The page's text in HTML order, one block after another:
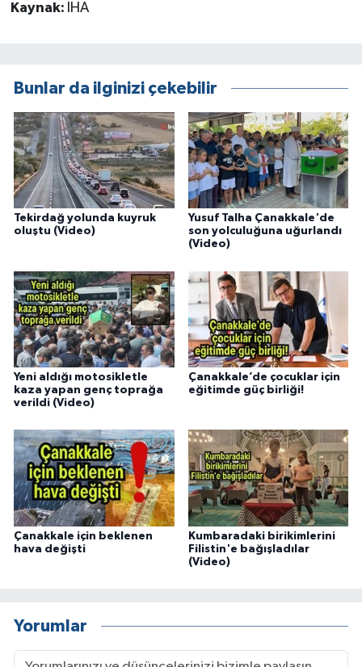
Kaynak: İHA
Bunlar da ilginizi çekebilir
Tekirdağ yolunda kuyruk
oluştu (Video)
Yusuf Talha Çanakkale'de
son yolculuğuna uğurlandı
(Video)
Yeni aldığı motosikletle
kaza yapan genç toprağa
verildi (Video)
Çanakkale’de çocuklar için
eğitimde güç birliği!
Çanakkale için beklenen
hava değişti
Kumbaradaki birikimlerini
Filistin'e bağışladılar
(Video)
Yorumlar